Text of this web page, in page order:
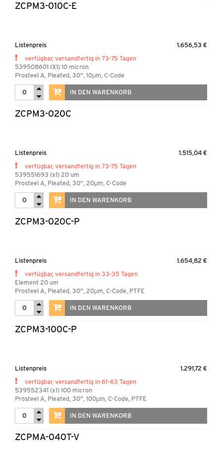
ZCPM3-010C-E
Listenpreis
1.656,53 €
verfügbar, versandfertig in 73-75 Tagen
539508601 (X1) 10 micron
Prosteel A, Pleated, 30", 10µm, C-Code
IN DEN WARENKORB
ZCPM3-020C
Listenpreis
1.515,04 €
verfügbar, versandfertig in 73-75 Tagen
539551693 (x1) 20 um
Prosteel A, Pleated, 30", 20µm, C-Code
IN DEN WARENKORB
ZCPM3-020C-P
Listenpreis
1.654,82 €
verfügbar, versandfertig in 33-35 Tagen
Element 20 um
Prosteel A, Pleated, 30", 20µm, C-Code, PTFE
IN DEN WARENKORB
ZCPM3-100C-P
Listenpreis
1.291,72 €
verfügbar, versandfertig in 61-63 Tagen
539552341 (x1) 100 micron
Prosteel A, Pleated, 30", 100µm, C-Code, PTFE
IN DEN WARENKORB
ZCPMA-040T-V